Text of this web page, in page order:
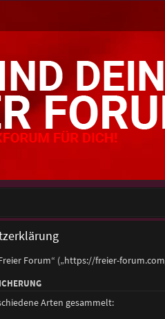
Forum“ („https://freier-
Arten gesammelt: